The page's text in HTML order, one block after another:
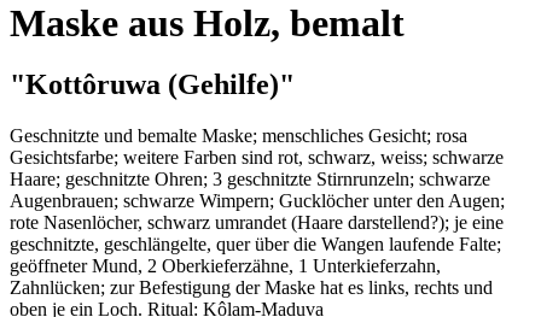
Maske aus Holz, bemalt
"Kottôruwa (Gehilfe)"
Geschnitzte und bemalte Maske; menschliches Gesicht; rosa
Gesichtsfarbe; weitere Farben sind rot, schwarz, weiss; schwarze
Haare; geschnitzte Ohren; 3 geschnitzte Stirnrunzeln; schwarze
Augenbrauen; schwarze Wimpern; Gucklöcher unter den Augen;
rote Nasenlöcher, schwarz umrandet (Haare darstellend?); je eine
geschnitzte, geschlängelte, quer über die Wangen laufende Falte;
geöffneter Mund, 2 Oberkieferzähne, 1 Unterkieferzahn,
Zahnlücken; zur Befestigung der Maske hat es links, rechts und
oben je ein Loch. Ritual: Kôlam-Maduva